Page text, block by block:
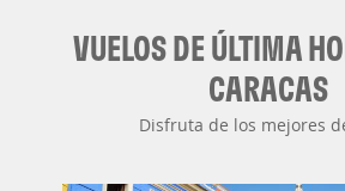
VUELOS DE ÚLTIMA
CARACAS
Disfruta de los mejores